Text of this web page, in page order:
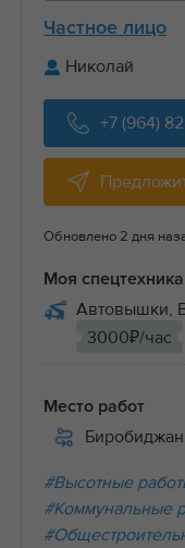
Частное лицо
Николай
+7 (964)
Обновлено 2 дня
Моя спецтехника
Автовышки,
3000₽/час
Место работ
Биробиджан
#Высотные
#Коммунальные